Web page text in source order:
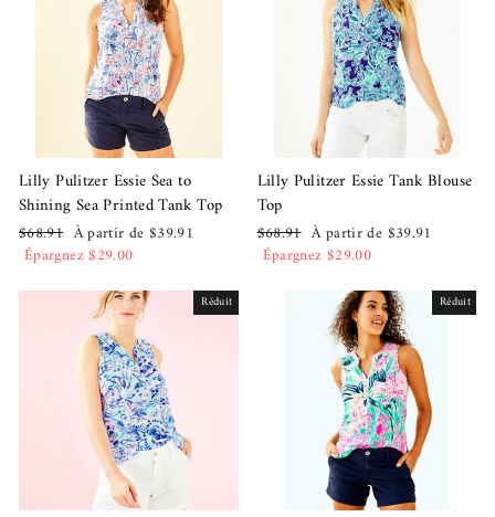
Lilly Pulitzer Essie Sea to
Shining Sea Printed Tank Top
Prix
régulier
$68.91 Prix
réduit
À partir de $39.91
Épargnez $29.00
Lilly Pulitzer Essie Tank Blouse
Top
Prix
régulier
$68.91 Prix
réduit
À partir de $39.91
Épargnez $29.00
Réduit Réduit